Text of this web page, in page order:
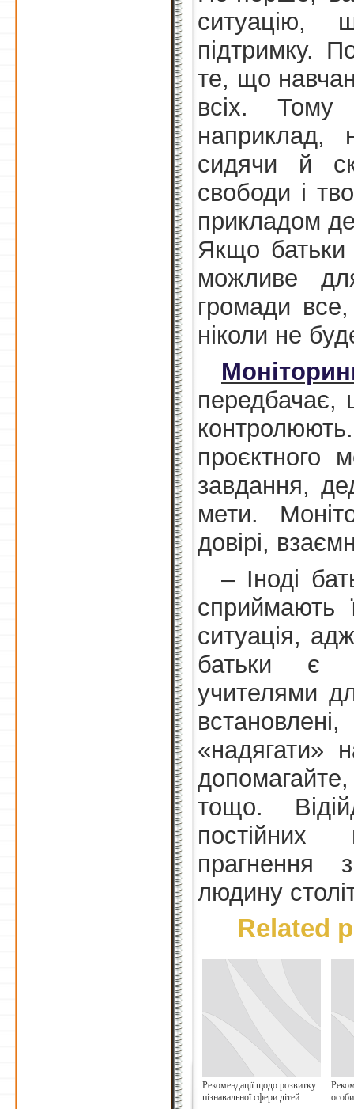
ситуацію,
підтримку.
те, що
всіх.
наприклад,
сидячи й
свободи і
прикладом
Якщо батьки
можливе
громади
ніколи не
передбачає,
проєктного
завдання,
мети.
довірі,
– Іноді
сприймають
ситуація,
батьки є
учителями
«надягати»
тощо.
постійних
прагнення
людину
Related
Рекомендації щодо розвитку
пізнавальної сфери дітей